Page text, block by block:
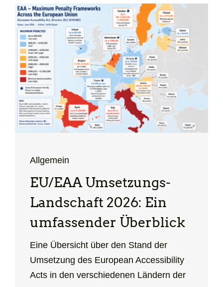
Allgemein
EU/EAA Umsetzungs-
Landschaft 2026: Ein
umfassender Überblick
Eine Übersicht über den Stand der
Umsetzung des European Accessibility
Acts in den verschiedenen Ländern der